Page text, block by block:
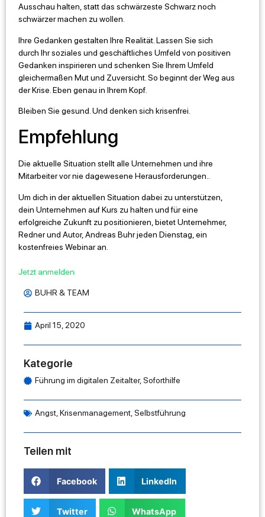
Ausschau halten, statt das schwärzeste Schwarz noch
schwärzer machen zu wollen.
Ihre Gedanken gestalten Ihre Realität. Lassen Sie sich
durch Ihr soziales und geschäftliches Umfeld von positiven
Gedanken inspirieren und schenken Sie Ihrem Umfeld
gleichermaßen Mut und Zuversicht. So beginnt der Weg aus
der Krise. Eben genau in Ihrem Kopf.
Bleiben Sie gesund. Und denken sich krisenfrei.
Empfehlung
Die aktuelle Situation stellt alle Unternehmen und ihre
Mitarbeiter vor nie dagewesene Herausforderungen..
Um dich in der aktuellen Situation dabei zu unterstützen,
dein Unternehmen auf Kurs zu halten und für eine
erfolgreiche Zukunft zu positionieren, bietet Unternehmer,
Redner und Autor, Andreas Buhr jeden Dienstag, ein
kostenfreies Webinar an.
Jetzt anmelden
BUHR & TEAM
April 15, 2020
Kategorie
Führung im digitalen Zeitalter, Soforthilfe
Angst Krisenmanagement Selbstführung
Teilen mit
Facebook LinkedIn
Twitter WhatsApp